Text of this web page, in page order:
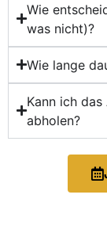
Wie
was nicht)?
Wie lange
Kann ich
abholen?